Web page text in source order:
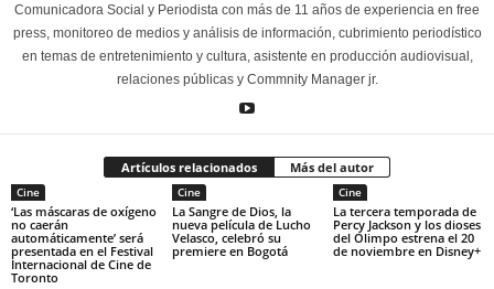
Comunicadora Social y Periodista con más de 11 años de experiencia en free
press, monitoreo de medios y análisis de información, cubrimiento periodístico
en temas de entretenimiento y cultura, asistente en producción audiovisual,
relaciones públicas y Commnity Manager jr.
Artículos relacionados Más del autor
Cine
‘Las máscaras de oxígeno
no caerán
automáticamente’ será
presentada en el Festival
Internacional de Cine de
Toronto
Cine
La Sangre de Dios, la
nueva película de Lucho
Velasco, celebró su
premiere en Bogotá
Cine
La tercera temporada de
Percy Jackson y los dioses
del Olimpo estrena el 20
de noviembre en Disney+